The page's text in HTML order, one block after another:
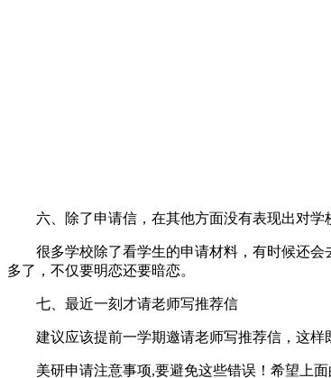
六、除了申请信，在其他方面没有表现出对学
很多学校除了看学生的申请材料，有时候还会
多了，不仅要明恋还要暗恋。
七、最近一刻才请老师写推荐信
建议应该提前一学期邀请老师写推荐信，这样
美研申请注意事项,要避免这些错误！希望上面